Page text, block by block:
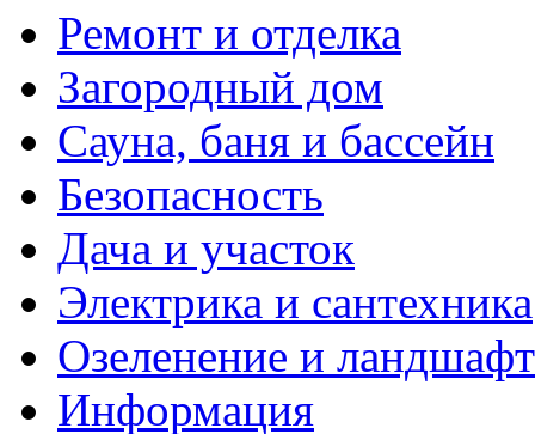
Ремонт и отделка
Загородный дом
Сауна, баня и бассейн
Безопасность
Дача и участок
Электрика и сантехника
Озеленение и
Информация